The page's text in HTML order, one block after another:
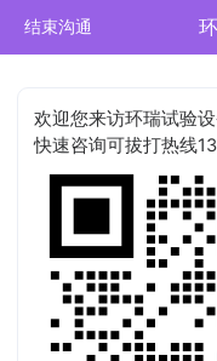
结束沟通
欢迎您来访环瑞试验
快速咨询可拔打热线